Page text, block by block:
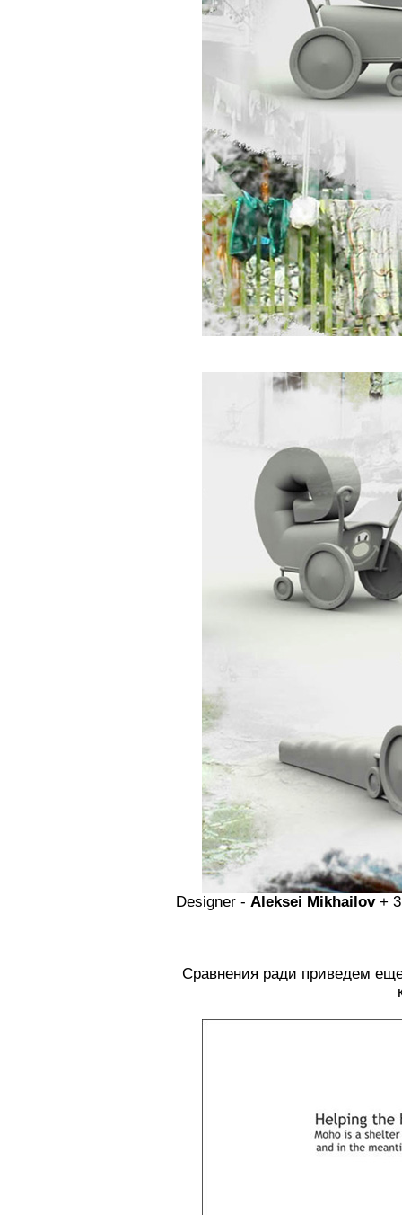
Designer - Aleksei Mikhailov+
Сравнения ради приведем